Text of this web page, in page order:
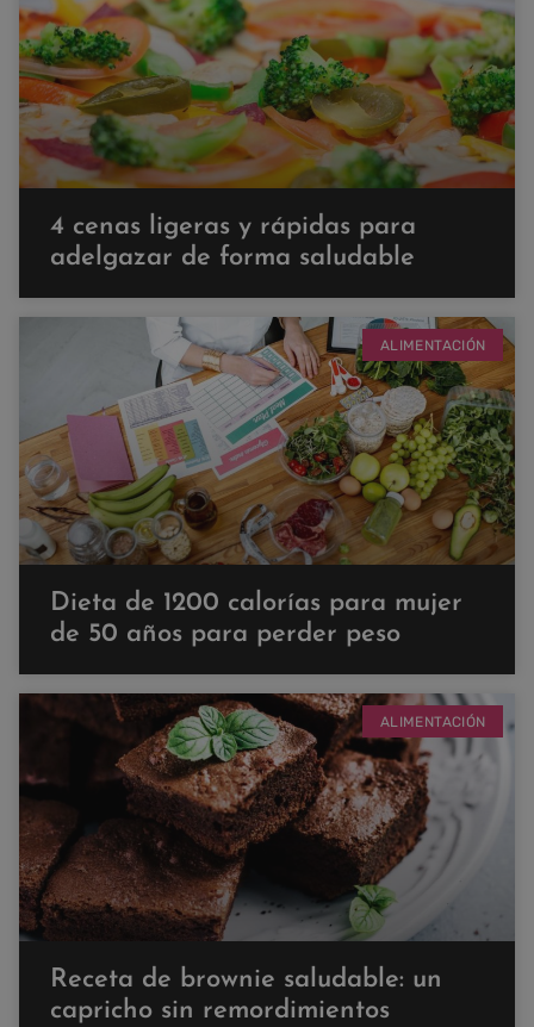
4 cenas ligeras y rápidas para
adelgazar de forma saludable
ALIMENTACIÓN
Dieta de 1200 calorías para mujer
de 50 años para perder peso
ALIMENTACIÓN
Receta de brownie saludable: un
capricho sin remordimientos